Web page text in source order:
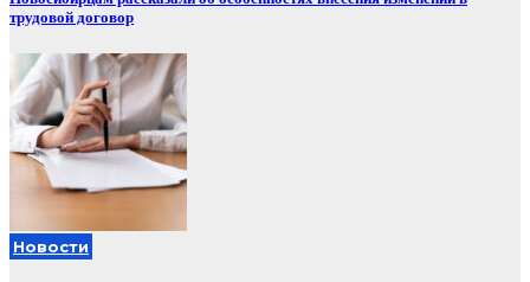
трудовой договор
Новости